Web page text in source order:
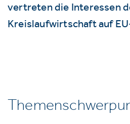
vertreten die Interessen
Kreislaufwirtschaft auf